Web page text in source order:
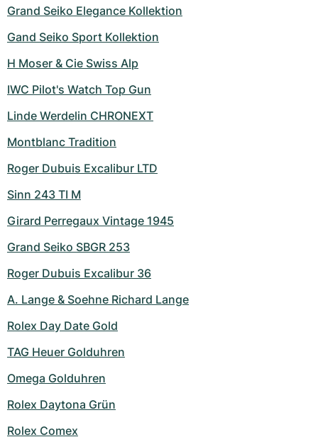
Grand Seiko Elegance Kollektion
Gand Seiko Sport Kollektion
H Moser & Cie Swiss Alp
IWC Pilot's Watch Top Gun
Linde Werdelin CHRONEXT
Montblanc Tradition
Roger Dubuis Excalibur LTD
Sinn 243 TI M
Girard Perregaux Vintage 1945
Grand Seiko SBGR 253
Roger Dubuis Excalibur 36
A. Lange & Soehne Richard Lange
Rolex Day Date Gold
TAG Heuer Golduhren
Omega Golduhren
Rolex Daytona Grün
Rolex Comex